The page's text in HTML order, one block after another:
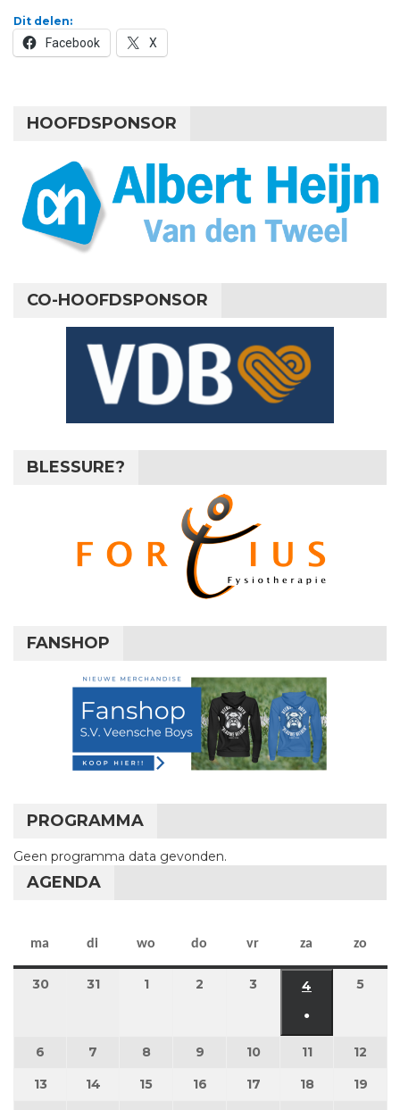
Dit delen:
Facebook X
HOOFDSPONSOR
CO-HOOFDSPONSOR
BLESSURE?
FANSHOP
PROGRAMMA
Geen programma data gevonden.
AGENDA
ma maandag
di dinsdag
wo woensdag
do donderdag
vr vrijdag
za zaterdag
zo
3030 maart 2026
3131 maart 2026
11 april 2026
2 2 april 2026
3 3 april 2026
4 4 april 2026
●
(1
5
6 6 april 2026
7 7 april 2026
8 8 april 2026
9 9 april 2026
10 10 april 2026
1111 april 2026
12
13 13 april 2026
14 14 april 2026
15 15 april 2026
16 16 april 2026
17 17 april 2026
18 18 april 2026
19